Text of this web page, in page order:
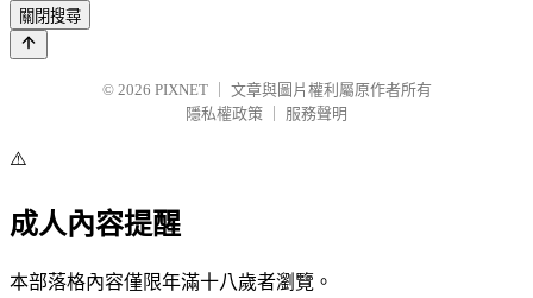
關閉搜尋
© 2026 PIXNET
文章與圖片權利屬原作者所有
隱私權政策
服務聲明
⚠️
成人內容提醒
本部落格內容僅限年滿十八歲者瀏覽。